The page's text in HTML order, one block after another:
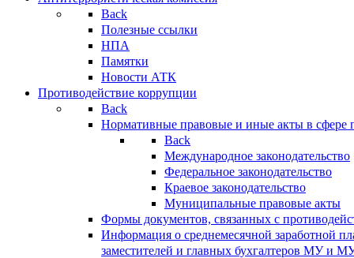
Back
Полезные ссылки
НПА
Памятки
Новости АТК
Противодействие коррупции
Back
Нормативные правовые и иные акты в сфере
Back
Международное законодательство
Федеральное законодательство
Краевое законодательство
Муниципальные правовые акты
Формы документов, связанных с
Информация о среднемесячной заработной
заместителей и главных бухгалтеров МУ и